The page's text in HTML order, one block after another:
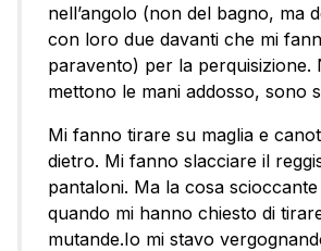
nell’angolo (non del bagno, ma
con loro due davanti che mi
paravento) per la perquisizione.
mettono le mani addosso, sono
Mi fanno tirare su maglia e
dietro. Mi fanno slacciare il
pantaloni. Ma la cosa
quando mi hanno chiesto di
mutande.Io mi stavo